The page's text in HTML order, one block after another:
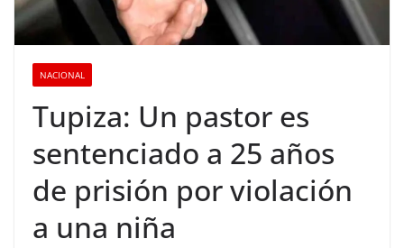
NACIONAL
Tupiza: Un pastor es
sentenciado a 25 años
de prisión por violación
a una niña